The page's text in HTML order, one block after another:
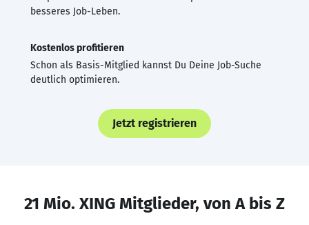
besseres Job-Leben.
Kostenlos profitieren
Schon als Basis-Mitglied kannst Du Deine Job-Suche
deutlich optimieren.
Jetzt registrieren
21 Mio. XING Mitglieder, von A bis Z